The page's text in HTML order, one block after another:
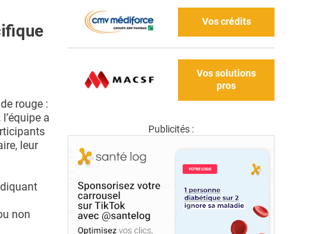
rouge :
a
leur
non
Vos crédits
Vos solutions
pros
Publicités :